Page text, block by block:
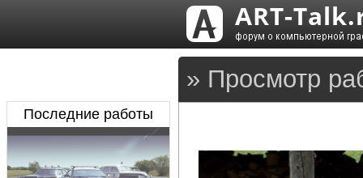
» Просмотр
Последние работы